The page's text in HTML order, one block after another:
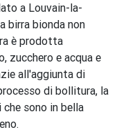
a Louvain-la-
birra bionda non
è prodotta
zucchero e acqua e
all'aggiunta di
di bollitura, la
sono in bella